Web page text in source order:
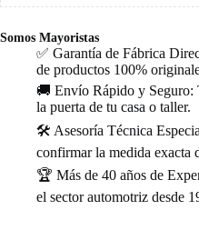
Somos Mayoristas
✅ Garantía de Fábrica
de productos 100%
🚚 Envío Rápido y Seguro:
la puerta de tu casa o taller.
🛠️ Asesoría Técnica
confirmar la medida exacta
🏆 Más de 40 años de
el sector automotriz desde